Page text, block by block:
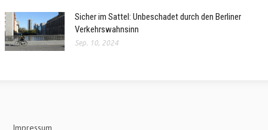
Sicher im Sattel: Unbeschadet durch den Berliner
Verkehrswahnsinn
Sep. 10, 2024
Impressum